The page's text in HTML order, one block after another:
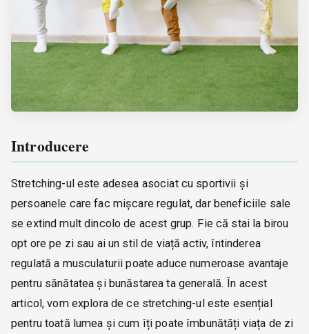
Introducere
Stretching-ul este adesea asociat cu sportivii și
persoanele care fac mișcare regulat, dar beneficiile sale
se extind mult dincolo de acest grup. Fie că stai la birou
opt ore pe zi sau ai un stil de viață activ, întinderea
regulată a musculaturii poate aduce numeroase avantaje
pentru sănătatea și bunăstarea ta generală. În acest
articol, vom explora de ce stretching-ul este esențial
pentru toată lumea și cum îți poate îmbunătăți viața de zi